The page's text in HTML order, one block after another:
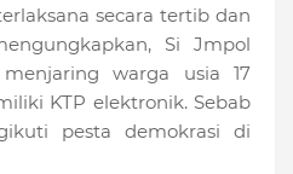
secara tertib dan
Si Jmpol
warga usia 17
KTP elektronik. Sebab
pesta demokrasi di